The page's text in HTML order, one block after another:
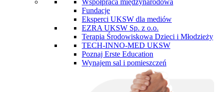
Współpraca międzynarodowa
Fundacje
Eksperci UKSW dla mediów
EZRA UKSW Sp. z o.o.
Terapia Środowiskowa Dzieci i Młodzieży
TECH-INNO-MED UKSW
Poznaj Erste Education
Wynajem sal i pomieszczeń